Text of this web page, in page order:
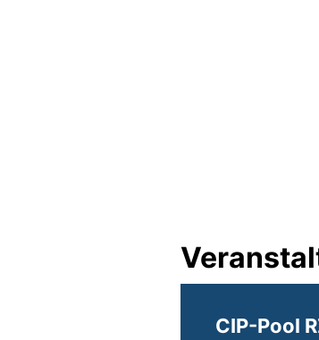
CIP-Pool